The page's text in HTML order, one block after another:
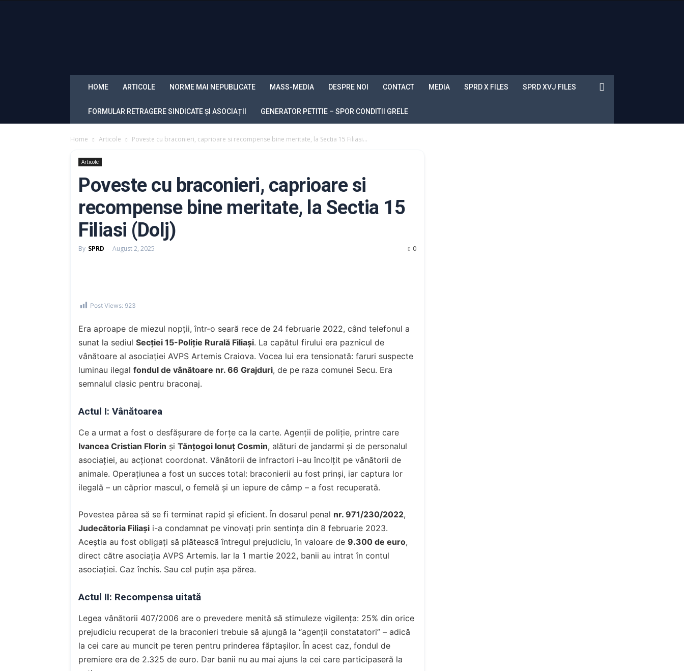
HOME ARTICOLE NORME MAI NEPUBLICATE MASS-MEDIA DESPRE NOI CONTACT MEDIA SPRD X FILES SPRD XVJ FILES
FORMULAR RETRAGERE SINDICATE ȘI ASOCIAȚII GENERATOR PETITIE – SPOR CONDITII GRELE
Home Articole Poveste cu braconieri, caprioare si recompense bine meritate, la Sectia 15 Filiasi...
Articole
Poveste cu braconieri, caprioare si
recompense bine meritate, la Sectia 15
Filiasi (Dolj)
By SPRD - August 2, 2025 0
Post Views: 923
Era aproape de miezul nopții, într-o seară rece de 24 februarie 2022, când telefonul a
sunat la sediul Secției 15-Poliție Rurală Filiași. La capătul firului era paznicul de
vânătoare al asociației AVPS Artemis Craiova. Vocea lui era tensionată: faruri suspecte
luminau ilegal fondul de vânătoare nr. 66 Grajduri, de pe raza comunei Secu. Era
semnalul clasic pentru braconaj.
Actul I: Vânătoarea
Ce a urmat a fost o desfășurare de forțe ca la carte. Agenții de poliție, printre care
Ivancea Cristian Florin și Tănțogoi Ionuț Cosmin, alături de jandarmi și de personalul
asociației, au acționat coordonat. Vânătorii de infractori i-au încolțit pe vânătorii de
animale. Operațiunea a fost un succes total: braconierii au fost prinși, iar captura lor
ilegală – un căprior mascul, o femelă și un iepure de câmp – a fost recuperată.
Povestea părea să se fi terminat rapid și eficient. În dosarul penal nr. 971/230/2022,
Judecătoria Filiași i-a condamnat pe vinovați prin sentința din 8 februarie 2023.
Aceștia au fost obligați să plătească întregul prejudiciu, în valoare de 9.300 de euro,
direct către asociația AVPS Artemis. Iar la 1 martie 2022, banii au intrat în contul
asociației. Caz închis. Sau cel puțin așa părea.
Actul II: Recompensa uitată
Legea vânătorii 407/2006 are o prevedere menită să stimuleze vigilența: 25% din orice
prejudiciu recuperat de la braconieri trebuie să ajungă la “agenții constatatori” – adică
la cei care au muncit pe teren pentru prinderea făptașilor. În acest caz, fondul de
premiere era de 2.325 de euro. Dar banii nu au mai ajuns la cei care participaseră la